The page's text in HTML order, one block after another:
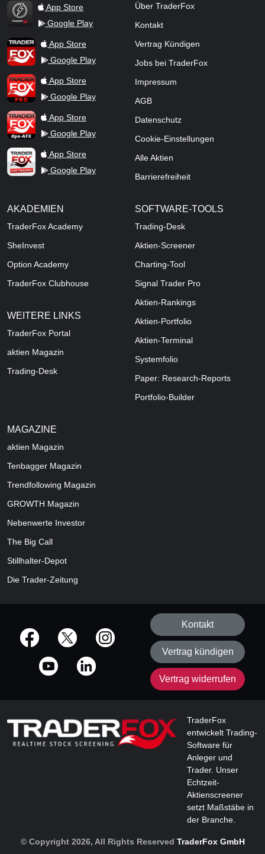
TraderFox Flash
App Store
Google Play
TraderFox AppApp Store
Google Play
TraderFox ProApp Store
Google Play
TraderFox dpa-AFX ProFeed
App Store
Google Play
TraderFox Live Trading
App Store
Google Play
Über TraderFox
Kontakt
Vertrag Kündigen
Jobs bei TraderFox
Impressum
AGB
Datenschutz
Cookie-Einstellungen
Alle Aktien
Barrierefreiheit
AKADEMIEN
TraderFox Academy
SheInvest
Option Academy
TraderFox Clubhouse
WEITERE LINKS
TraderFox Portal
aktien Magazin
Trading-Desk
SOFTWARE-TOOLS
Trading-Desk
Aktien-Screener
Charting-Tool
Signal Trader Pro
Aktien-Rankings
Aktien-Portfolio
Aktien-Terminal
Systemfolio
Paper: Research-Reports
Portfolio-Builder
MAGAZINE
aktien Magazin
Tenbagger Magazin
Trendfollowing Magazin
GROWTH Magazin
Nebenwerte Investor
The Big Call
Stillhalter-Depot
Die Trader-Zeitung
offizielle Social Media-Accounts
Kontakt
Vertrag kündigen
Vertrag widerrufen
TraderFox
entwickelt Trading-
Software für
Anleger und
Trader. Unser
Echtzeit-
Aktienscreener
setzt Maßstäbe in
der Branche.
© Copyright 2026, All Rights Reserved TraderFox GmbH